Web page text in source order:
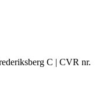
C | CVR nr.